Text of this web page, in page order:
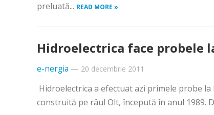
preluată... READ MORE »
Hidroelectrica face probele
e-nergia — 20 decembrie 2011
Hidroelectrica a efectuat azi primele probe
construită pe râul Olt, începută în anul 1989.